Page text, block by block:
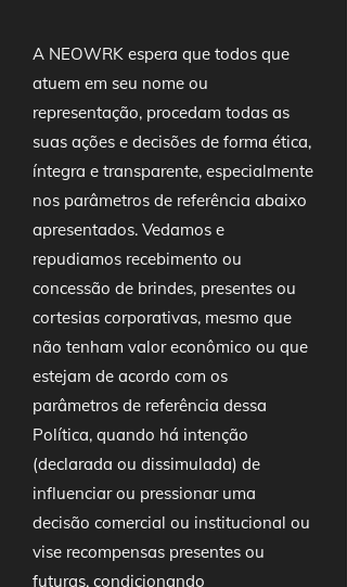
A NEOWRK espera que todos que
atuem em seu nome ou
representação, procedam todas as
suas ações e decisões de forma ética,
íntegra e transparente, especialmente
nos parâmetros de referência abaixo
apresentados. Vedamos e
repudiamos recebimento ou
concessão de brindes, presentes ou
cortesias corporativas, mesmo que
não tenham valor econômico ou que
estejam de acordo com os
parâmetros de referência dessa
Política, quando há intenção
(declarada ou dissimulada) de
influenciar ou pressionar uma
decisão comercial ou institucional ou
vise recompensas presentes ou
futuras, condicionando